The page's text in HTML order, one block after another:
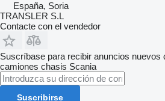
España, Soria
TRANSLER S.L
Contacte con el vendedor
Suscríbase para recibir anuncios nuevos
camiones chasis Scania
Suscribirse